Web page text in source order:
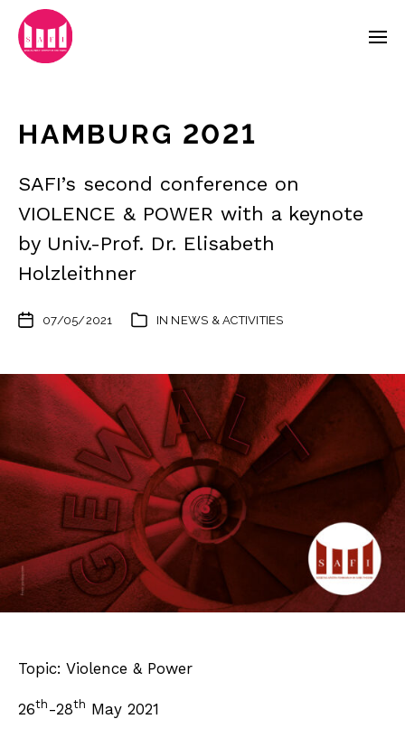
HAMBURG 2021
SAFI’s second conference on
VIOLENCE & POWER with a keynote
by Univ.-Prof. Dr. Elisabeth
Holzleithner
07/05/2021 IN NEWS & ACTIVITIES
Topic: Violence & Power
26th -28th May 2021